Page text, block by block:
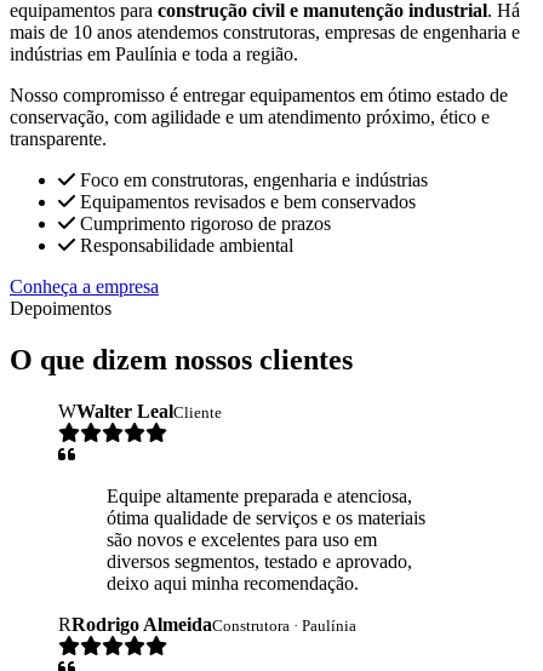
equipamentos para construção civil e manutenção industrial. Há
mais de 10 anos atendemos construtoras, empresas de engenharia e
indústrias em Paulínia e toda a região.
Nosso compromisso é entregar equipamentos em ótimo estado de
conservação, com agilidade e um atendimento próximo, ético e
transparente.
Foco em construtoras, engenharia e indústrias
Equipamentos revisados e bem conservados
Cumprimento rigoroso de prazos
Responsabilidade ambiental
Conheça a empresa
Depoimentos
O que dizem nossos clientes
WWalter LealCliente
Equipe altamente preparada e atenciosa,
ótima qualidade de serviços e os materiais
são novos e excelentes para uso em
diversos segmentos, testado e aprovado,
deixo aqui minha recomendação.
RRodrigo AlmeidaConstrutora · Paulínia